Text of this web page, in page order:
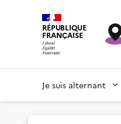
RÉPUBLIQUE
FRANÇAISE
Je suis alternant